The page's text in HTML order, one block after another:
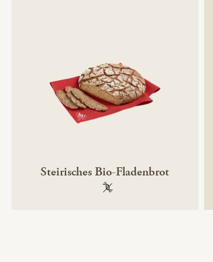
Steirisches Bio-Fladenbrot
100 % gentechnikfrei